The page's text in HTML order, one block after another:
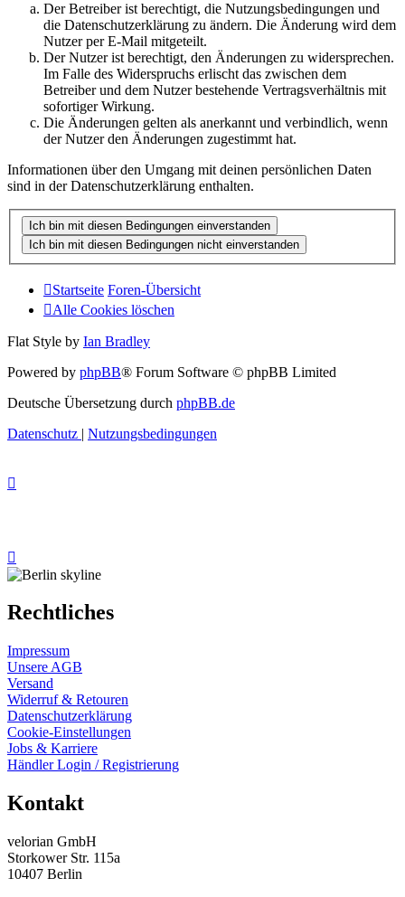
Der Betreiber ist berechtigt, die Nutzungsbedingungen und
die Datenschutzerklärung zu ändern. Die Änderung wird dem
Nutzer per E-Mail mitgeteilt.
Der Nutzer ist berechtigt, den Änderungen zu widersprechen.
Im Falle des Widerspruchs erlischt das zwischen dem
Betreiber und dem Nutzer bestehende Vertragsverhältnis mit
sofortiger Wirkung.
Die Änderungen gelten als anerkannt und verbindlich, wenn
der Nutzer den Änderungen zugestimmt hat.
Informationen über den Umgang mit deinen persönlichen Daten
sind in der Datenschutzerklärung enthalten.
Startseite Foren-Übersicht
Alle Cookies löschen
Flat Style by Ian Bradley
Powered by phpBB® Forum Software © phpBB Limited
Deutsche Übersetzung durch phpBB.de
Datenschutz | Nutzungsbedingungen
Rechtliches
Impressum
Unsere AGB
Versand
Widerruf & Retouren
Datenschutzerklärung
Cookie-Einstellungen
Jobs & Karriere
Händler Login / Registrierung
Kontakt
velorian GmbH
Storkower Str. 115a
10407 Berlin